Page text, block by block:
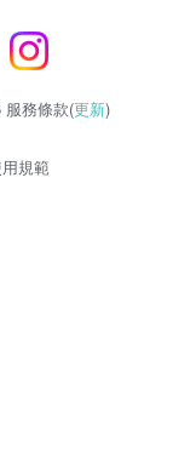
服務條款(更新)
規範